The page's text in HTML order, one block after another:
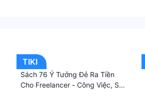
TIKI
Sách 76 Ý Tưởng Đẻ Ra Tiền
Cho Freelancer - Công Việc, Sự